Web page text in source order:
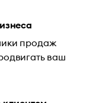
продаж
ваш